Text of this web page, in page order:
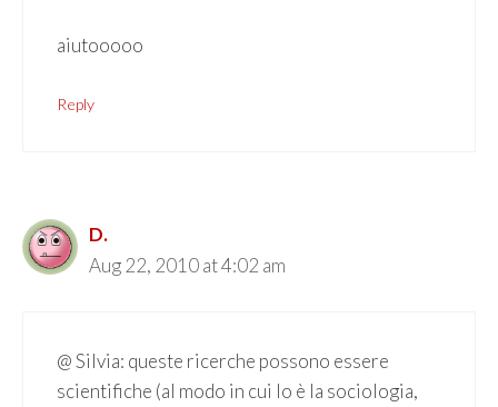
aiutooooo
Reply
D.
Aug 22, 2010 at 4:02 am
@ Silvia: queste ricerche possono essere
scientifiche (al modo in cui lo è la sociologia,